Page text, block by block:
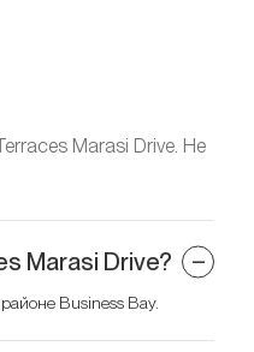
Marasi Drive. Не
Marasi Drive?
Business Bay.